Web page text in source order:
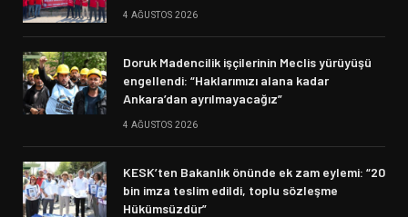
4 AĞUSTOS 2026
Doruk Madencilik işçilerinin Meclis yürüyüşü
engellendi: “Haklarımızı alana kadar
Ankara’dan ayrılmayacağız”
4 AĞUSTOS 2026
KESK’ten Bakanlık önünde ek zam eylemi: “20
bin imza teslim edildi, toplu sözleşme
Hükümsüzdür”